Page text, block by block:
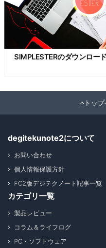
SIMPLESTERのダウンロー
トップ
degitekunote2について
お問い合わせ
個人情報保護方針
FC2版デジテクノート記事一覧
カテゴリ一覧
製品レビュー
コラム＆ライフログ
PC・ソフトウェア